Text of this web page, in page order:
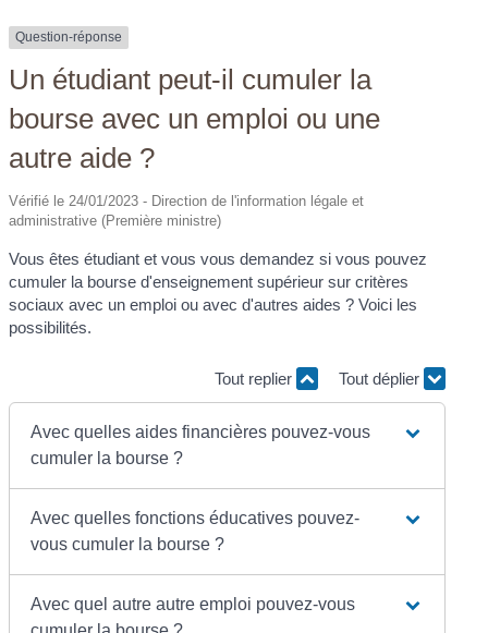
Question-réponse
Un étudiant peut-il cumuler la
bourse avec un emploi ou une
autre aide ?
Vérifié le 24/01/2023 - Direction de l'information légale et
administrative (Première ministre)
Vous êtes étudiant et vous vous demandez si vous pouvez
cumuler la bourse d'enseignement supérieur sur critères
sociaux avec un emploi ou avec d'autres aides ? Voici les
possibilités.
Tout replier Tout déplier
Avec quelles aides financières pouvez-vous
cumuler la bourse ?
Avec quelles fonctions éducatives pouvez-
vous cumuler la bourse ?
Avec quel autre autre emploi pouvez-vous